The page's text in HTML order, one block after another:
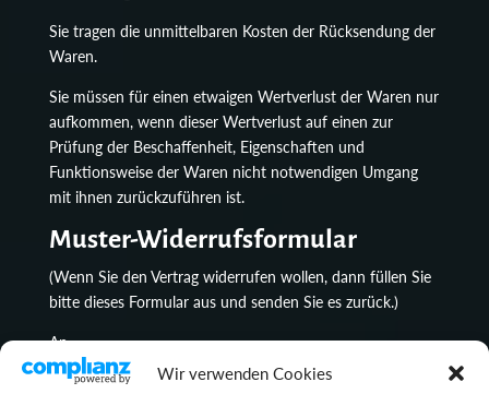
Wir verwenden Cookies
Sie tragen die unmittelbaren Kosten der Rücksendung der
Waren.
Sie müssen für einen etwaigen Wertverlust der Waren nur
aufkommen, wenn dieser Wertverlust auf einen zur
Prüfung der Beschaffenheit, Eigenschaften und
Funktionsweise der Waren nicht notwendigen Umgang
mit ihnen zurückzuführen ist.
Muster-Widerrufsformular
(Wenn Sie den Vertrag widerrufen wollen, dann füllen Sie
bitte dieses Formular aus und senden Sie es zurück.)
An
Lenz Koi, Inhaber Katja Schreiber-Lenz, Süderfeld 10,